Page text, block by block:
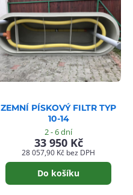
ZEMNÍ PÍSKOVÝ FILTR TYP
10-14
2 - 6 dní
33 950 Kč
28 057,90 Kč bez DPH
Do košíku